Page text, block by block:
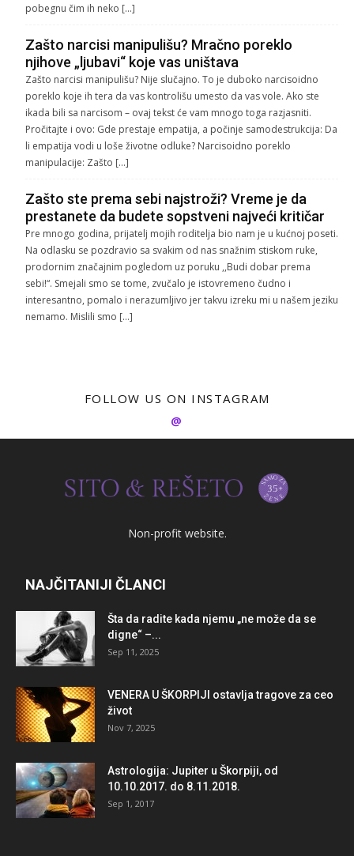
pobegnu čim ih neko […]
Zašto narcisi manipulišu? Mračno poreklo
njihove „ljubavi“ koje vas uništava
Zašto narcisi manipulišu? Nije slučajno. To je duboko narcisoidno
poreklo koje ih tera da vas kontrolišu umesto da vas vole. Ako ste
ikada bili sa narcisom – ovaj tekst će vam mnogo toga razjasniti.
Pročitajte i ovo: Gde prestaje empatija, a počinje samodestrukcija: Da
li empatija vodi u loše životne odluke? Narcisoidno poreklo
manipulacije: Zašto […]
Zašto ste prema sebi najstroži? Vreme je da
prestanete da budete sopstveni najveći kritičar
Pre mnogo godina, prijatelj mojih roditelja bio nam je u kućnoj poseti.
Na odlasku se pozdravio sa svakim od nas snažnim stiskom ruke,
prodornim značajnim pogledom uz poruku ,,Budi dobar prema
sebi!“. Smejali smo se tome, zvučalo je istovremeno čudno i
interesantno, pomalo i nerazumljivo jer takvu izreku mi u našem jeziku
nemamo. Mislili smo […]
FOLLOW US ON INSTAGRAM
@
Non-profit website.
NAJČITANIJI ČLANCI
Šta da radite kada njemu „ne može da se
digne“ –...
Sep 11, 2025
VENERA U ŠKORPIJI ostavlja tragove za ceo
život
Nov 7, 2025
Astrologija: Jupiter u Škorpiji, od
10.10.2017. do 8.11.2018.
Sep 1, 2017